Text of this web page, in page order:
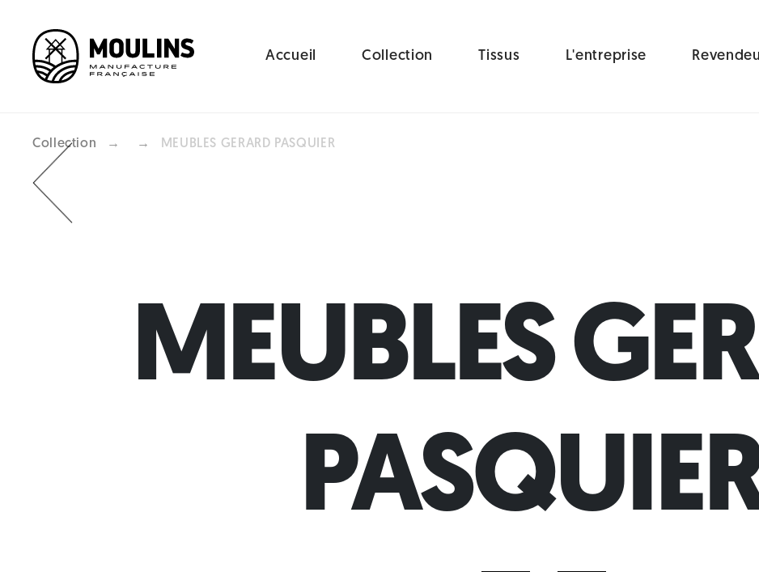
Accueil Collection Tissus L'entreprise
Collection → → MEUBLES GERARD PASQUIER
MEUBLES